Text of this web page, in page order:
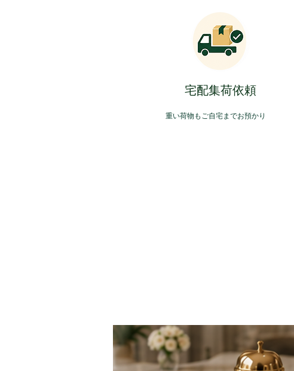
​宅配集荷依頼
​重い荷物もご自宅までお預かり